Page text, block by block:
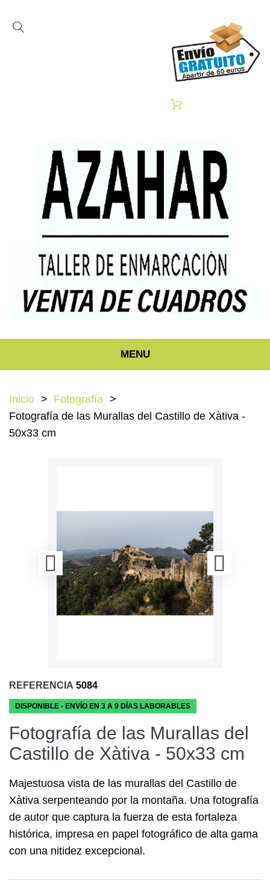
MENU
Inicio
Fotografía
Fotografía de las Murallas del Castillo de Xàtiva -
50x33 cm
REFERENCIA 5084
DISPONIBLE - ENVÍO EN 3 A 9 DÍAS LABORABLES
Fotografía de las Murallas del
Castillo de Xàtiva - 50x33 cm
Majestuosa vista de las murallas del Castillo de
Xàtiva serpenteando por la montaña. Una fotografía
de autor que captura la fuerza de esta fortaleza
histórica, impresa en papel fotográfico de alta gama
con una nitidez excepcional.